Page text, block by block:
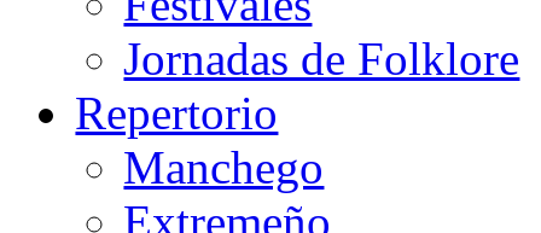
Jornadas de Folklore
Repertorio
Manchego
Extremeño